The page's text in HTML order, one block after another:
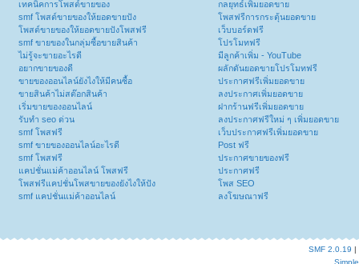
เทคนิคการโพสต์ขายของ
smf โพสต์ขายของให้ยอดขายปัง
โพสต์ขายของให้ยอดขายปังโพสฟรี
smf ขายของในกลุ่มซื้อขายสินค้า
ไม่รู้จะขายอะไรดี
อยากขายของดี
ขายของออนไลน์ยังไงให้มีคนซื้อ
ขายสินค้าไม่สต๊อกสินค้า
เริ่มขายของออนไลน์
รับทำ seo ด่วน
smf โพสฟรี
smf ขายของออนไลน์อะไรดี
smf โพสฟรี
แคปชั่นแม่ค้าออนไลน์ โพสฟรี
โพสฟรีแคปชั่นโพสขายของยังไงให้ปัง
smf แคปชั่นแม่ค้าออนไลน์
กลยุทธ์เพิ่มยอดขาย
โพสฟรีการกระตุ้นยอดขาย
เว็บบอร์ดฟรี
โปรโมทฟรี
มีลูกค้าเพิ่ม - YouTube
ผลักดันยอดขายโปรโมทฟรี
ประกาศฟรีเพิ่มยอดขาย
ลงประกาศเพิ่มยอดขาย
ฝากร้านฟรีเพิ่มยอดขาย
ลงประกาศฟรีใหม่ ๆ เพิ่มยอดขาย
เว็บประกาศฟรีเพิ่มยอดขาย
Post ฟรี
ประกาศขายของฟรี
ประกาศฟรี
โพส SEO
ลงโฆษณาฟรี
SMF 2.0.19 |